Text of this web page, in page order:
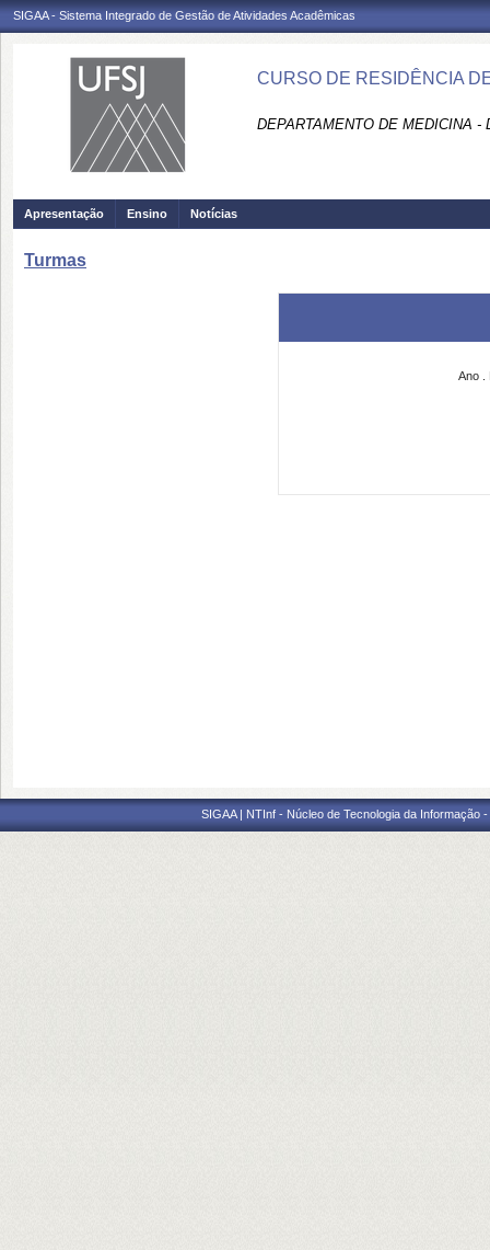
SIGAA - Sistema Integrado de Gestão de Atividades Acadêmicas
CURSO DE RESIDÊNCIA
DEPARTAMENTO DE MEDICINA -
Apresentação Ensino Notícias
Turmas
Ano
SIGAA | NTInf - Núcleo de Tecnologia da